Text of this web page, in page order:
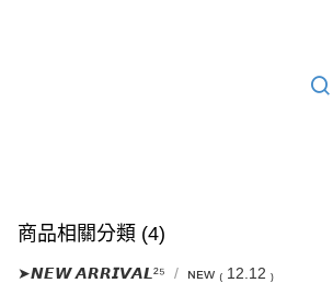
商品相關分類 (4)
➤𝙉𝙀𝙒 𝘼𝙍𝙍𝙄𝙑𝘼𝙇²⁵ ɴᴇᴡ ₍ 12.12 ₎